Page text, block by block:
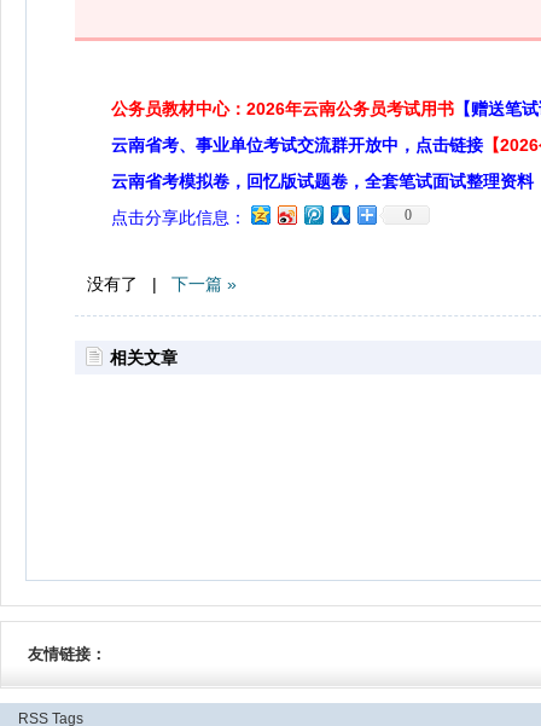
公务员教材中心：2026年云南公务员考试用书 【赠送笔
云南省考、事业单位考试交流群开放中，点击链接 【
云南省考模拟卷，回忆版试题卷，全套笔试面试整理资料
点击分享此信息：
0
没有了 | 下一篇 »
相关文章
友情链接：
RSS Tags